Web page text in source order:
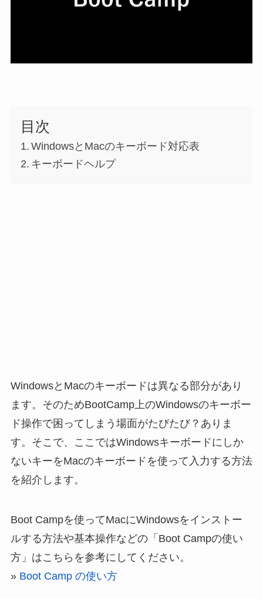
目次
WindowsとMacのキーボード対応表
キーボードヘルプ
WindowsとMacのキーボードは異なる部分があり
ます。そのためBootCamp上のWindowsのキーボー
ド操作で困ってしまう場面がたびたび？ありま
す。そこで、ここではWindowsキーボードにしか
ないキーをMacのキーボードを使って入力する方法
を紹介します。
Boot Campを使ってMacにWindowsをインストー
ルする方法や基本操作などの「Boot Campの使い
方」はこちらを参考にしてください。
» Boot Camp の使い方